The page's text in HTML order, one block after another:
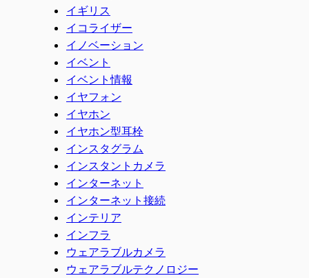
イギリス
イコライザー
イノベーション
イベント
イベント情報
イヤフォン
イヤホン
イヤホン型耳栓
インスタグラム
インスタントカメラ
インターネット
インターネット接続
インテリア
インフラ
ウェアラブルカメラ
ウェアラブルテクノロジー